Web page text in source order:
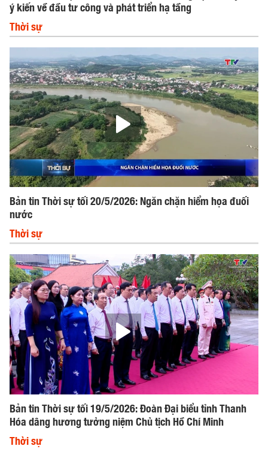
ý kiến về đầu tư công và phát triển hạ tầng
Thời sự
Bản tin Thời sự tối 20/5/2026: Ngăn chặn hiểm họa đuối
nước
Thời sự
Bản tin Thời sự tối 19/5/2026: Đoàn Đại biểu tỉnh Thanh
Hóa dâng hương tưởng niệm Chủ tịch Hồ Chí Minh
Thời sự